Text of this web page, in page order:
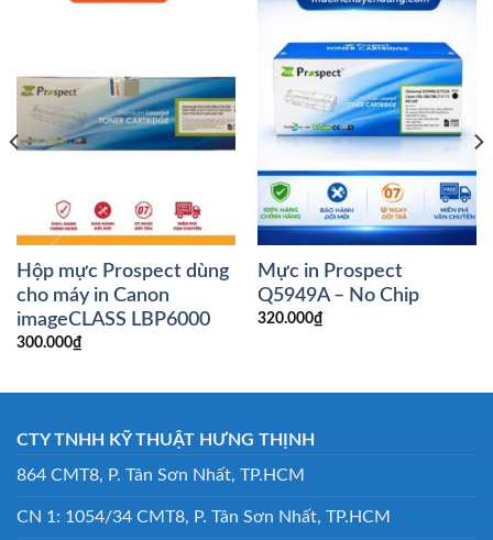
Hộp mực Prospect dùng
cho máy in Canon
imageCLASS LBP6000
300.000₫
Mực in Prospect
Q5949A – No Chip
320.000₫
CTY TNHH KỸ THUẬT HƯNG THỊNH
864 CMT8, P. Tân Sơn Nhất, TP.HCM
CN 1: 1054/34 CMT8, P. Tân Sơn Nhất, TP.HCM